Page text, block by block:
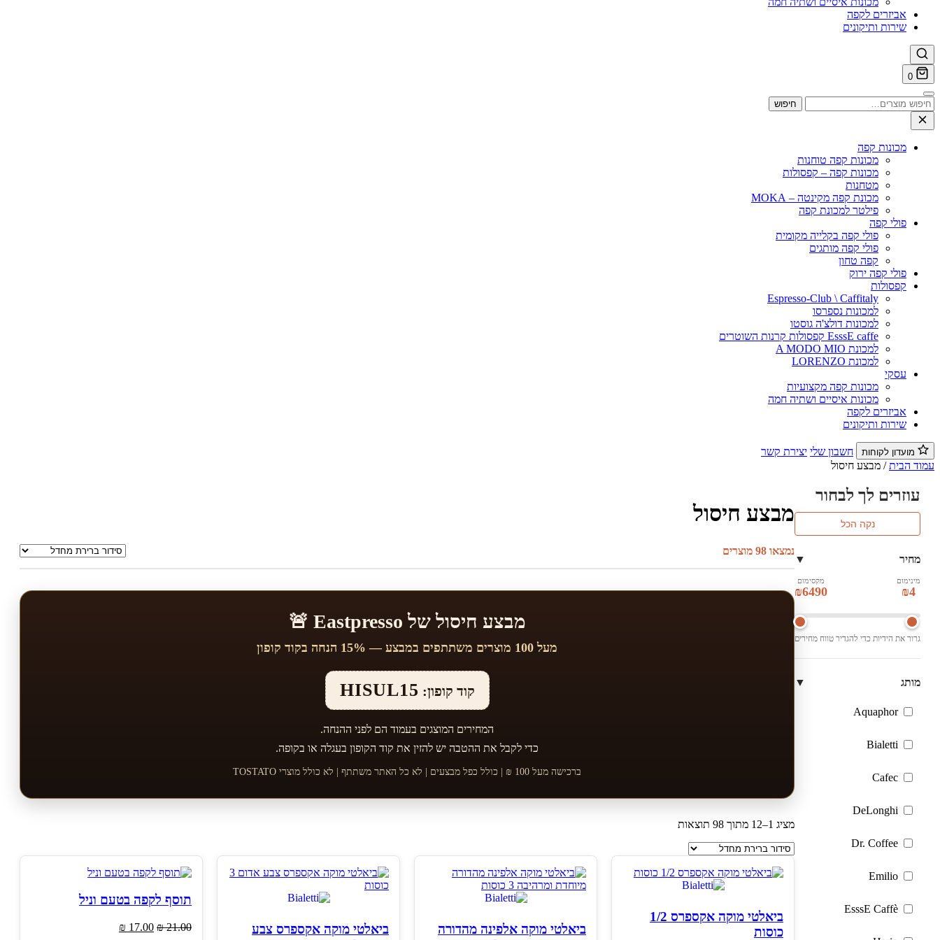
אביזרים לקפה
שירות ותיקונים
0
חיפוש
עבור:
חיפוש
מכונות קפה
מכונות קפה טוחנות
מכונות קפה – קפסולות
מטחנות
מכונת קפה מקינטה – MOKA
פילטר למכונת קפה
פולי קפה
פולי קפה בקלייה מקומית
פולי קפה מותגים
קפה טחון
פולי קפה ירוק
קפסולות
Espresso-Club \ Caffitaly
למכונות נספרסו
למכונות דולצ'ה גוסטו
EsssE caffe קפסולות קרנות השוטרים
למכונת A MODO MIO
למכונת LORENZO
עסקי
מכונות קפה מקצועיות
מכונות איסיים ושתיה חמה
אביזרים לקפה
שירות ותיקונים
חשבון שלי יצירת קשר
עמוד הבית/ מבצע חיסול
עוזרים לך לבחור
נקה הכל
מחיר ▼
מינימום
₪4
מקסימום
₪6490
גרור את הידיות כדי להגדיר טווח מחירים
מותג ▼
Aquaphor
Bialetti
Cafec
DeLonghi
Dr. Coffee
Emilio
EsssE Caffè
מבצע חיסול
נמצאו 98 מוצרים
מבצע חיסול של Eastpresso 🚨
מעל 100 מוצרים משתתפים במבצע — 15% הנחה בקוד קופון
קוד קופון: HISUL15
המחירים המוצגים בעמוד הם לפני ההנחה.
כדי לקבל את ההטבה יש להזין את קוד הקופון בעגלה או בקופה.
ברכישה מעל 100 ₪ | כולל כפל מבצעים | לא כל האתר משתתף | לא כולל מוצרי TOSTATO
מציג 1–12 מתוך 98 תוצאות
ביאלטי מוקה אקספרס 1/2
כוסות
ביאלטי מוקה אלפינה מהדורה
ביאלטי מוקה אקספרס צבע
תוסף לקפה בטעם וניל
₪21.00
המחיר ₪ 17.00